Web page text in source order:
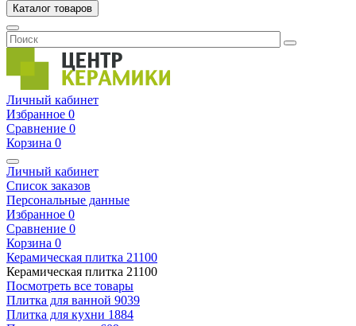
Каталог товаров
Личный кабинет
Избранное 0
Сравнение 0
Корзина 0
Личный кабинет
Список заказов
Персональные данные
Избранное 0
Сравнение 0
Корзина 0
Керамическая плитка 21100
Керамическая плитка 21100
Посмотреть все товары
Плитка для ванной 9039
Плитка для кухни 1884